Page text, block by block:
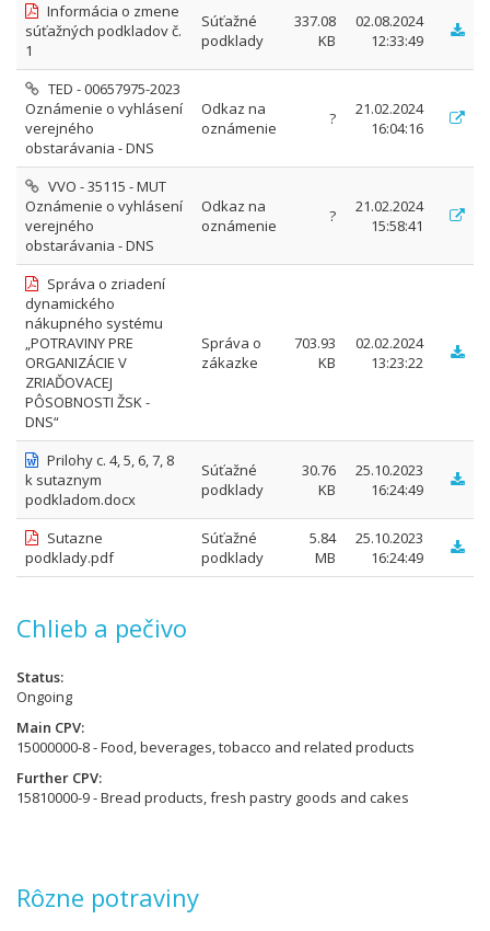
Informácia o zmene
súťažných podkladov č.
1
Súťažné
podklady
337.08
KB
02.08.2024
12:33:49
TED - 00657975-2023
Oznámenie o vyhlásení
verejného
obstarávania - DNS
Odkaz na
oznámenie
?
21.02.2024
16:04:16
VVO - 35115 - MUT
Oznámenie o vyhlásení
verejného
obstarávania - DNS
Odkaz na
oznámenie
?
21.02.2024
15:58:41
Správa o zriadení
dynamického
nákupného systému
„POTRAVINY PRE
ORGANIZÁCIE V
ZRIAĎOVACEJ
PÔSOBNOSTI ŽSK -
DNS“
Správa o
zákazke
703.93
KB
02.02.2024
13:23:22
Prilohy c. 4, 5, 6, 7, 8
k sutaznym
podkladom.docx
Súťažné
podklady
30.76
KB
25.10.2023
16:24:49
Sutazne
podklady.pdf
Súťažné
podklady
5.84
MB
25.10.2023
16:24:49
Chlieb a pečivo
Status
Ongoing
Main CPV
15000000-8 - Food, beverages, tobacco and related products
Further CPV
15810000-9 - Bread products, fresh pastry goods and cakes
Rôzne potraviny